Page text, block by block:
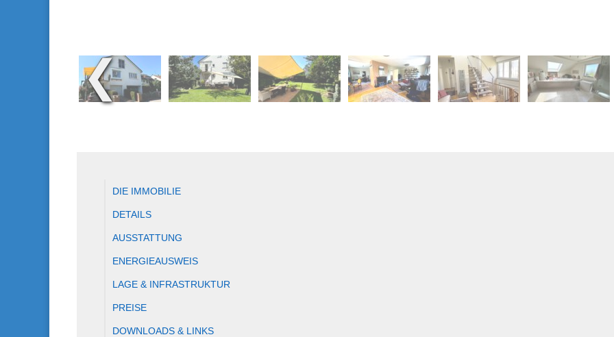
❮
DIE IMMOBILIE
DETAILS
AUSSTATTUNG
ENERGIEAUSWEIS
LAGE & INFRASTRUKTUR
PREISE
DOWNLOADS & LINKS